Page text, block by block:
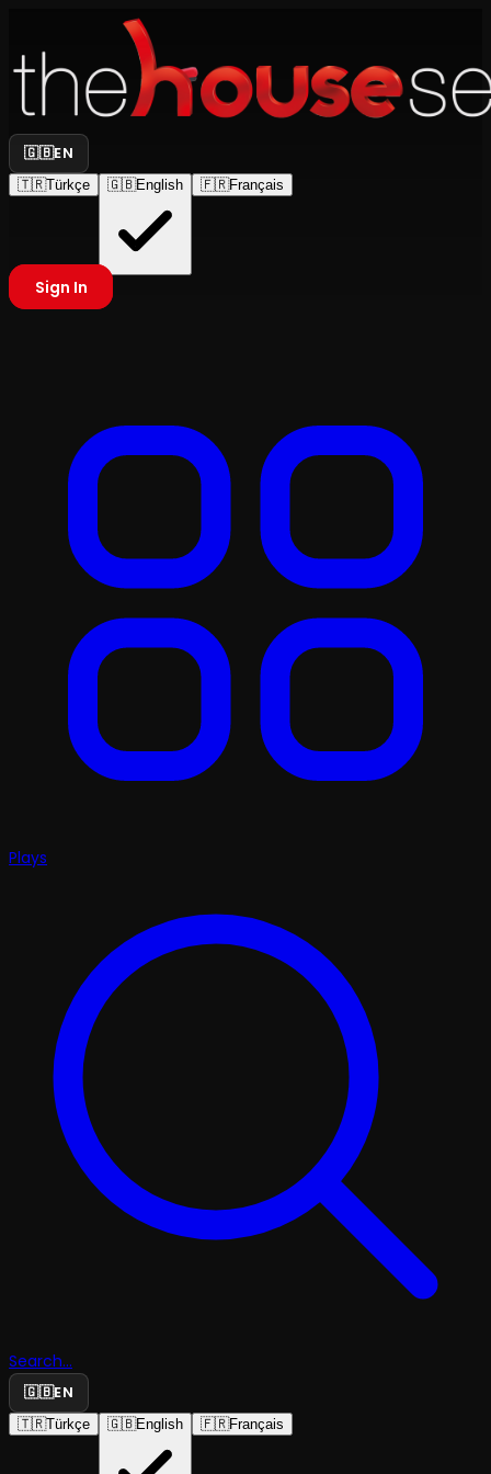
🇬🇧EN
🇹🇷Türkçe 🇬🇧English 🇫🇷Français
Sign In
Plays
Search...
🇬🇧EN
🇹🇷Türkçe 🇬🇧English 🇫🇷Français